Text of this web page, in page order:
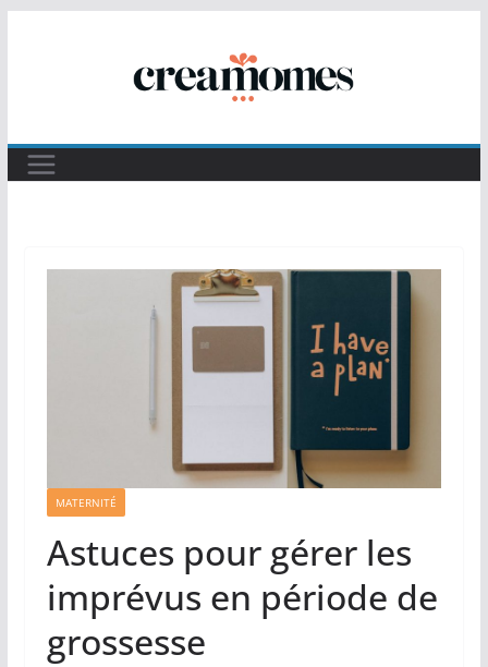
MATERNITÉ
Astuces pour gérer les
imprévus en période de
grossesse